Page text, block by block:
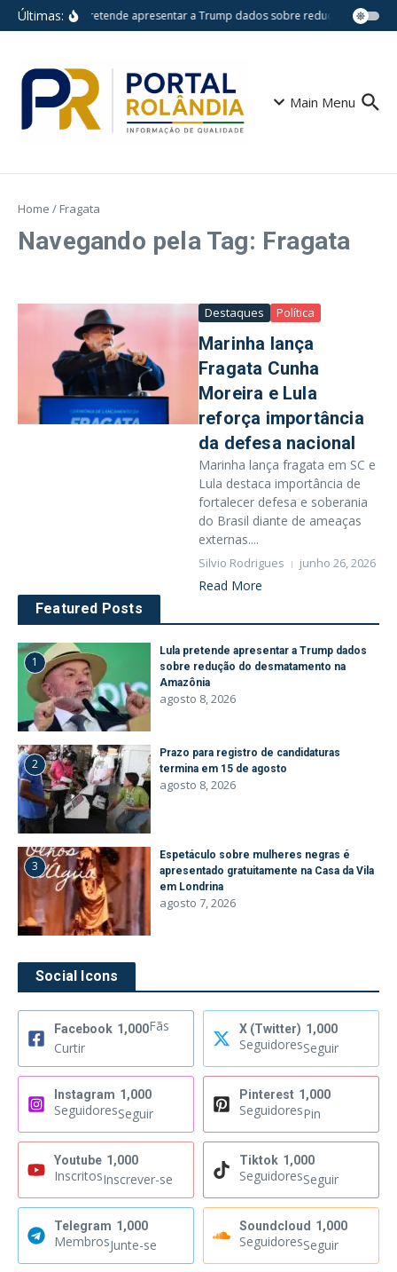
Ir para o conteúdo
Últimas:Lula pretende apresentar a Trump dados sobre redução do
Main Menu
Home / Fragata
Navegando pela Tag: Fragata
Destaques Política
Marinha lança
Fragata Cunha
Moreira e Lula
reforça importância
da defesa nacional
Marinha lança fragata em SC e
Lula destaca importância de
fortalecer defesa e soberania
do Brasil diante de ameaças
externas....
Silvio Rodrigues junho 26, 2026
Read More
Featured Posts
1
Lula pretende apresentar a Trump dados
sobre redução do desmatamento na
Amazônia
agosto 8, 2026
2
Prazo para registro de candidaturas
termina em 15 de agosto
agosto 8, 2026
3
Espetáculo sobre mulheres negras é
apresentado gratuitamente na Casa da Vila
em Londrina
agosto 7, 2026
Social Icons
Facebook 1,000Fãs
Curtir
X (Twitter) 1,000
SeguidoresSeguir
Instagram 1,000
SeguidoresSeguir
Pinterest 1,000
SeguidoresPin
Youtube 1,000
InscritosInscrever-se
Tiktok 1,000
SeguidoresSeguir
Telegram 1,000
MembrosJunte-se
Soundcloud 1,000
SeguidoresSeguir